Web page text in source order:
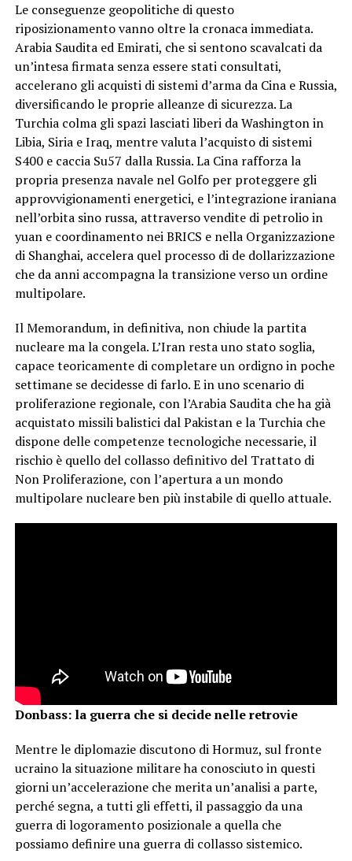
Le conseguenze geopolitiche di questo
riposizionamento vanno oltre la cronaca immediata.
Arabia Saudita ed Emirati, che si sentono scavalcati da
un’intesa firmata senza essere stati consultati,
accelerano gli acquisti di sistemi d’arma da Cina e Russia,
diversificando le proprie alleanze di sicurezza. La
Turchia colma gli spazi lasciati liberi da Washington in
Libia, Siria e Iraq, mentre valuta l’acquisto di sistemi
S400 e caccia Su57 dalla Russia. La Cina rafforza la
propria presenza navale nel Golfo per proteggere gli
approvvigionamenti energetici, e l’integrazione iraniana
nell’orbita sino russa, attraverso vendite di petrolio in
yuan e coordinamento nei BRICS e nella Organizzazione
di Shanghai, accelera quel processo di de dollarizzazione
che da anni accompagna la transizione verso un ordine
multipolare.
Il Memorandum, in definitiva, non chiude la partita
nucleare ma la congela. L’Iran resta uno stato soglia,
capace teoricamente di completare un ordigno in poche
settimane se decidesse di farlo. E in uno scenario di
proliferazione regionale, con l’Arabia Saudita che ha già
acquistato missili balistici dal Pakistan e la Turchia che
dispone delle competenze tecnologiche necessarie, il
rischio è quello del collasso definitivo del Trattato di
Non Proliferazione, con l’apertura a un mondo
multipolare nucleare ben più instabile di quello attuale.
Donbass: la guerra che si decide nelle retrovie
Mentre le diplomazie discutono di Hormuz, sul fronte
ucraino la situazione militare ha conosciuto in questi
giorni un’accelerazione che merita un’analisi a parte,
perché segna, a tutti gli effetti, il passaggio da una
guerra di logoramento posizionale a quella che
possiamo definire una guerra di collasso sistemico.